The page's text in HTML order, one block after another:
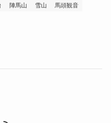
陣馬山 雪山
馬頭観音